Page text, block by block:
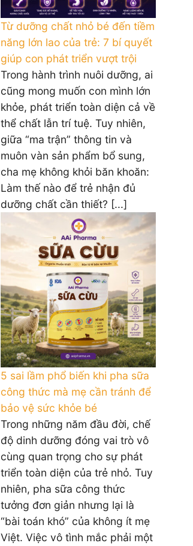
Từ dưỡng chất nhỏ bé đến tiềm
năng lớn lao của trẻ: 7 bí quyết
giúp con phát triển vượt trội
Trong hành trình nuôi dưỡng, ai
cũng mong muốn con mình lớn
khỏe, phát triển toàn diện cả về
thể chất lẫn trí tuệ. Tuy nhiên,
giữa “ma trận” thông tin và
muôn vàn sản phẩm bổ sung,
cha mẹ không khỏi băn khoăn:
Làm thế nào để trẻ nhận đủ
dưỡng chất cần thiết? [...]
5 sai lầm phổ biến khi pha sữa
công thức mà mẹ cần tránh để
bảo vệ sức khỏe bé
Trong những năm đầu đời, chế
độ dinh dưỡng đóng vai trò vô
cùng quan trọng cho sự phát
triển toàn diện của trẻ nhỏ. Tuy
nhiên, pha sữa công thức
tưởng đơn giản nhưng lại là
“bài toán khó” của không ít mẹ
Việt. Việc vô tình mắc phải một